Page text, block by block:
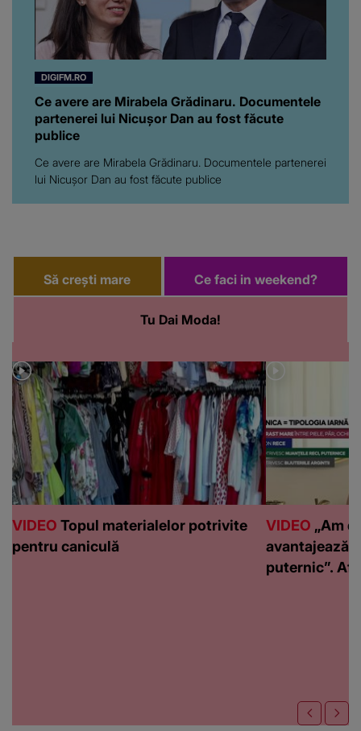
DIGIFM.RO
Ce avere are Mirabela Grădinaru. Documentele
partenerei lui Nicușor Dan au fost făcute
publice
Ce avere are Mirabela Grădinaru. Documentele partenerei
lui Nicușor Dan au fost făcute publice
Să crești mare
Tu Dai Moda!
Ce faci in weekend?
VIDEO Topul materialelor potrivite
pentru caniculă
VIDEO „Am
avantajează
puternic”.